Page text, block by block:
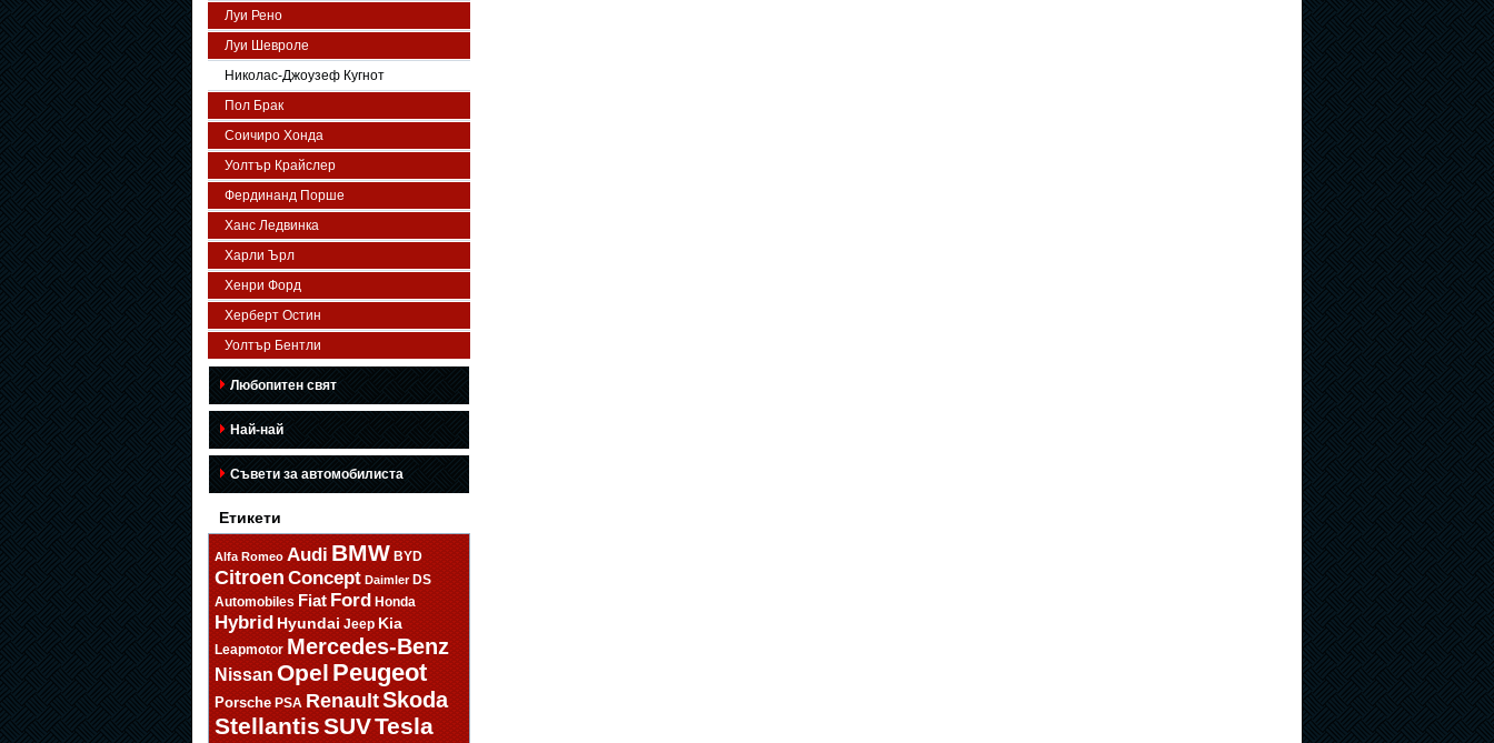
Луи Рено
Луи Шевроле
Николас-Джоузеф Кугнот
Пол Брак
Соичиро Хонда
Уолтър Крайслер
Фердинанд Порше
Ханс Ледвинка
Харли Ърл
Хенри Форд
Херберт Остин
Уолтър Бентли
Любопитен свят
Най-най
Съвети за автомобилиста
Етикети
Alfa Romeo Audi BMW BYD
Citroen Concept Daimler DS
Automobiles Fiat Ford Honda
HybridHyundai Jeep Kia
Leapmotor Mercedes-Benz
Nissan Opel Peugeot
Porsche PSA RenaultSkoda
StellantisSUVTesla